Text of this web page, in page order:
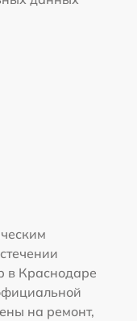
в Краснодаре
на ремонт,